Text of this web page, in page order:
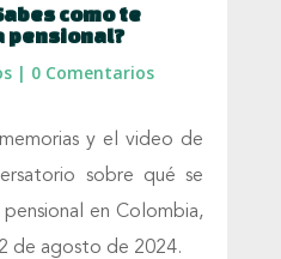
como te
pensional?
| 0 Comentarios
y el video de
sobre qué se
en Colombia,
de agosto de 2024.